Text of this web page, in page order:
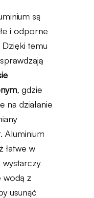
są
i odporne
temu
, gdzie
na działanie
Aluminium
łatwe w
wystarczy
wodą z
usunąć